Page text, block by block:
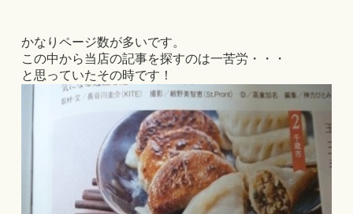
かなりページ数が多いです。
この中から当店の記事を探すのは一苦労・・・
と思っていたその時です！